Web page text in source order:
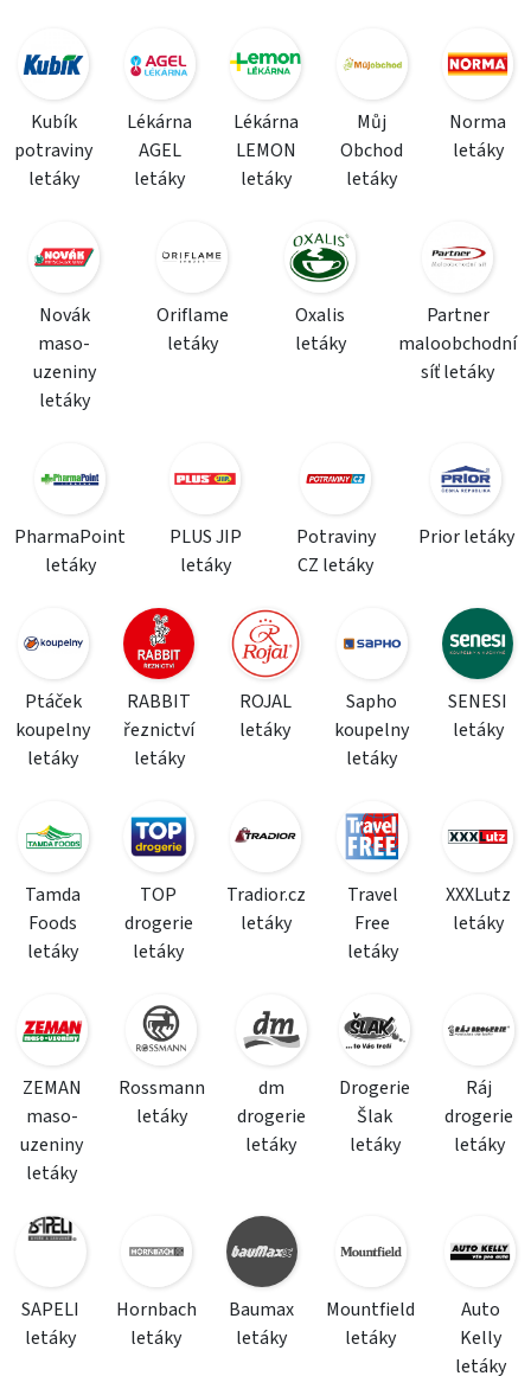
Kubík
potraviny
letáky
Lékárna
AGEL
letáky
Lékárna
LEMON
letáky
Můj
Obchod
letáky
Norma
letáky
Novák
maso-
uzeniny
letáky
Oriflame
letáky
Oxalis
letáky
Partner
maloobchodní
síť letáky
PharmaPoint
letáky
PLUS JIP
letáky
Potraviny
CZ letáky
Prior letáky
Ptáček
koupelny
letáky
RABBIT
řeznictví
letáky
ROJAL
letáky
Sapho
koupelny
letáky
SENESI
letáky
Tamda
Foods
letáky
TOP
drogerie
letáky
Tradior.cz
letáky
Travel
Free
letáky
XXXLutz
letáky
ZEMAN
maso-
uzeniny
letáky
Rossmann
letáky
dm
drogerie
letáky
Drogerie
Šlak
letáky
Ráj
drogerie
letáky
SAPELI
letáky
Hornbach
letáky
Baumax
letáky
Mountfield
letáky
Auto
Kelly
letáky